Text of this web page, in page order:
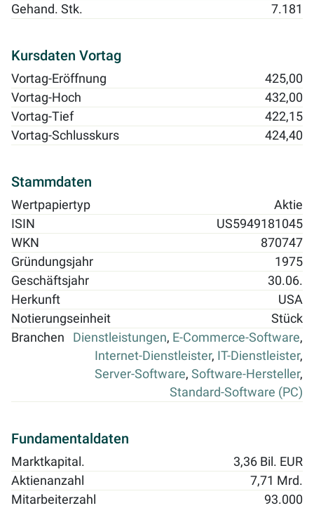
Gehand. Stk.
7.181
Kursdaten Vortag
Vortag-Eröffnung
425,00
Vortag-Hoch
432,00
Vortag-Tief
422,15
Vortag-Schlusskurs
424,40
Stammdaten
Wertpapiertyp
Aktie
ISIN
US5949181045
WKN
870747
Gründungsjahr
1975
Geschäftsjahr
30.06.
Herkunft
USA
Notierungseinheit
Stück
Branchen
Dienstleistungen, E-Commerce-Software,
Internet-Dienstleister, IT-Dienstleister,
Server-Software, Software-Hersteller,
Standard-Software (PC)
Fundamentaldaten
Marktkapital.
3,36 Bil. EUR
Aktienanzahl
7,71 Mrd.
Mitarbeiterzahl
93.000